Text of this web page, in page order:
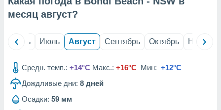
из
данных
месяц август?
Июнь Июль Август Сентябрь Октябрь Ноябрь
Средн. темп.: +14°C Макс.: +16°C Мин: +12°C
Дождливые дни: 8 дней
Осадки: 59 мм